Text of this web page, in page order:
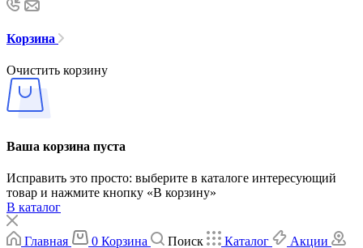
Корзина
Очистить корзину
Ваша корзина пуста
Исправить это просто: выберите в каталоге интересующий
товар и нажмите кнопку «В корзину»
В каталог
Главная 0 Корзина Поиск Каталог Акции